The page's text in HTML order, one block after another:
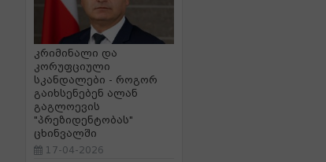
კრიმინალი და
კორუფციული
სკანდალები - როგორ
გაიხსენებენ ალან
გაგლოევის
"პრეზიდენტობას"
ცხინვალში
17-04-2026